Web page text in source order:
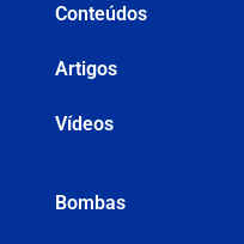
Conteúdos
Artigos
Vídeos
Bombas